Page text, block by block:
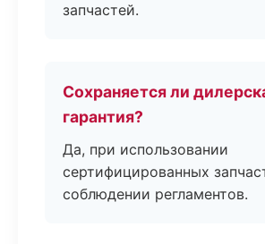
запчастей.
Сохраняется ли
гарантия?
Да, при использовании
сертифицированных
соблюдении регламентов.